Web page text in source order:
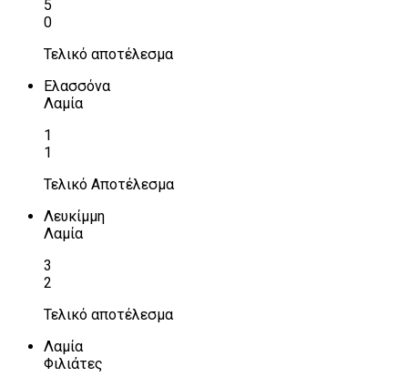
5
0
Τελικό αποτέλεσμα
Ελασσόνα
Λαμία
1
1
Τελικό Αποτέλεσμα
Λευκίμμη
Λαμία
3
2
Τελικό αποτέλεσμα
Λαμία
Φιλιάτες